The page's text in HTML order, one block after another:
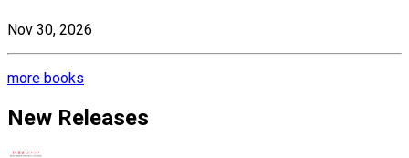
Nov 30, 2026
more books
New Releases